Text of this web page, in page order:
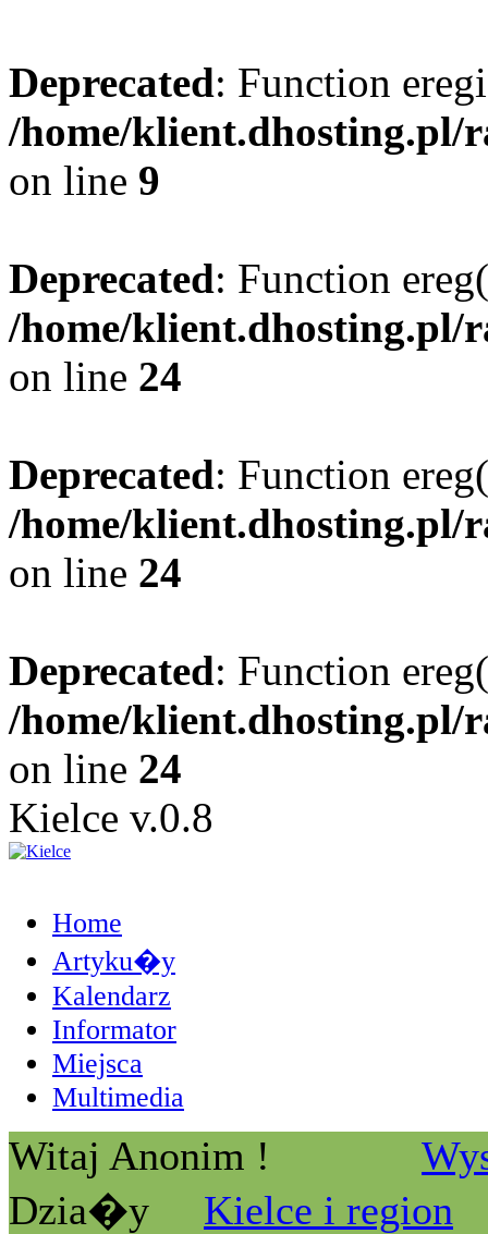
Deprecated: Function
/home/klient.dhosting.pl/
on line 9
Deprecated: Function
/home/klient.dhosting.pl/
on line 24
Deprecated: Function
/home/klient.dhosting.pl/
on line 24
Deprecated: Function
/home/klient.dhosting.pl/
on line 24
Kielce v.0.8
Home
Artyku�y
Kalendarz
Informator
Miejsca
Multimedia
Witaj Anonim !
Dzia�y
Kielce i region